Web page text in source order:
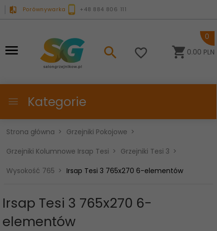
Porównywarka +48 884 806 111
0.00 PLN
0
Kategorie
Strona główna
Grzejniki Pokojowe
Grzejniki Kolumnowe Irsap Tesi
Grzejniki Tesi 3
Wysokość 765
Irsap Tesi 3 765x270 6-elementów
Irsap Tesi 3 765x270 6-
elementów